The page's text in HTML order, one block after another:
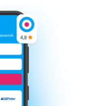
Кар’єра
Умови використання